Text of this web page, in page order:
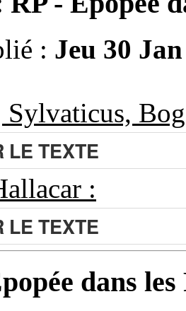
: Jeu 30
Sylvaticus,
LE TEXTE
:
LE TEXTE
dans